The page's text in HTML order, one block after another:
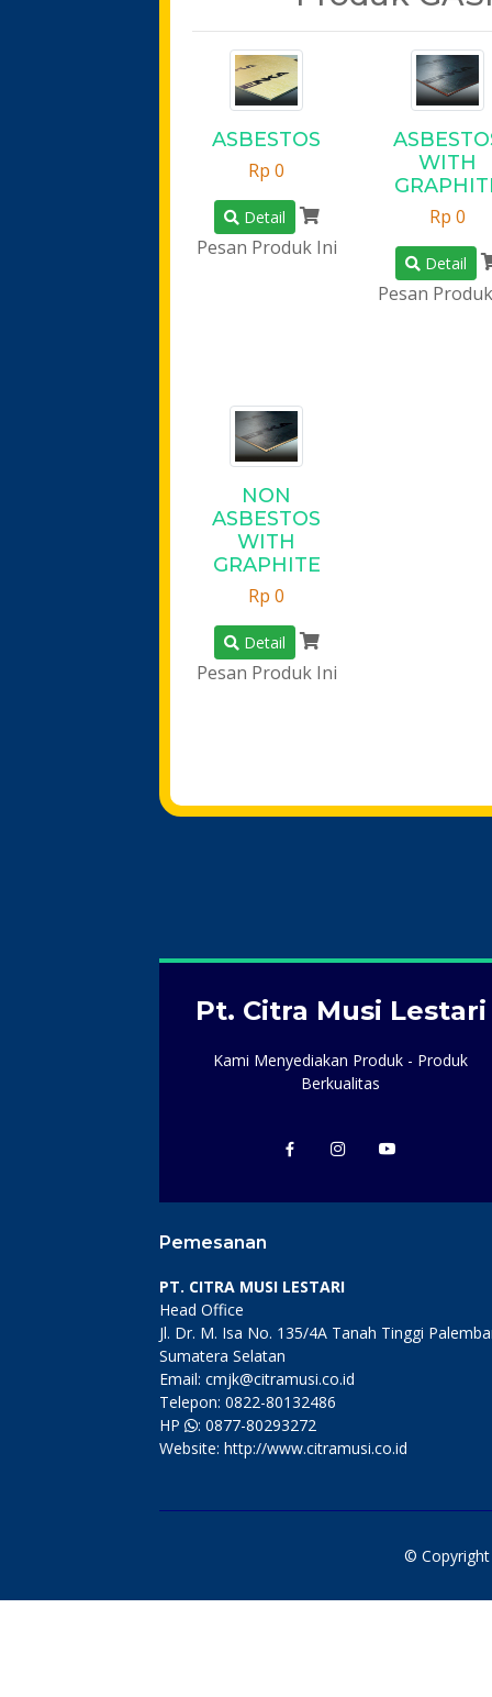
ASBESTOS
Rp 0
Detail
Pesan Produk Ini
WITH
Rp 0
Detail
Pesan
NON
ASBESTOS
WITH
GRAPHITE
Rp 0
Detail
Pesan Produk Ini
Pt. Citra Musi Lestari
Kami Menyediakan Produk - Produk
Berkualitas
Pemesanan
PT. CITRA MUSI LESTARI
Head Office
Jl. Dr. M. Isa No. 135/4A Tanah Tinggi
Sumatera Selatan
Email: cmjk@citramusi.co.id
Telepon: 0822-80132486
HP
: 0877-80293272
Website: http://www.citramusi.co.id
©